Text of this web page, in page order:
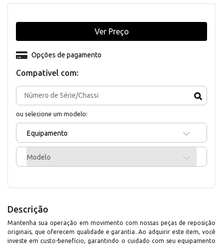
Compativel com:
ou selecione um modelo:
Equipamento
Modelo
Opções de pagamento
Ver Preço
Descrição
Mantenha sua operação em movimento com nossas peças de reposição
originais, que oferecem qualidade e garantia. Ao adquirir este item, você
investe em custo-benefício, garantindo o cuidado com seu equipamento